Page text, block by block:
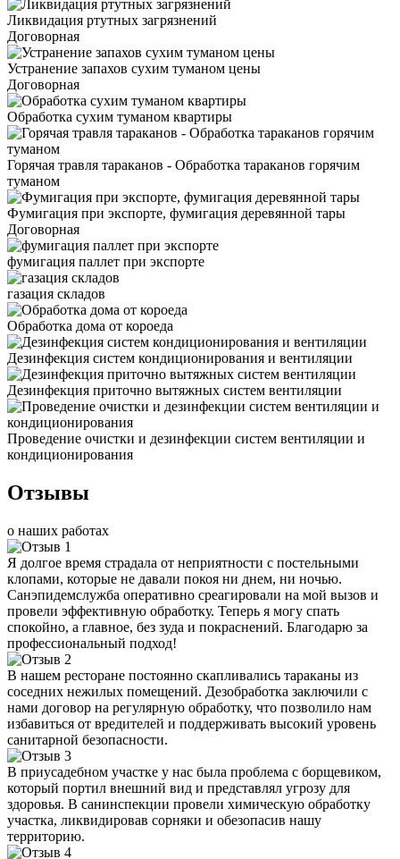
Ликвидация ртутных загрязнений
Договорная
Устранение запахов сухим туманом цены
Договорная
Обработка сухим туманом квартиры
Горячая травля тараканов - Обработка тараканов горячим
туманом
Фумигация при экспорте, фумигация деревянной тары
Договорная
фумигация паллет при экспорте
газация складов
Обработка дома от короеда
Дезинфекция систем кондиционирования и вентиляции
Дезинфекция приточно вытяжных систем вентиляции
Проведение очистки и дезинфекции систем вентиляции и
кондиционирования
Отзывы
о наших работах
Я долгое время страдала от неприятности с постельными
клопами, которые не давали покоя ни днем, ни ночью.
Санэпидемслужба оперативно среагировали на мой вызов и
провели эффективную обработку. Теперь я могу спать
спокойно, а главное, без зуда и покраснений. Благодарю за
профессиональный подход!
В нашем ресторане постоянно скапливались тараканы из
соседних нежилых помещений. Дезобработка заключили с
нами договор на регулярную обработку, что позволило нам
избавиться от вредителей и поддерживать высокий уровень
санитарной безопасности.
В приусадебном участке у нас была проблема с борщевиком,
который портил внешний вид и представлял угрозу для
здоровья. В санинспекции провели химическую обработку
участка, ликвидировав сорняки и обезопасив нашу
территорию.